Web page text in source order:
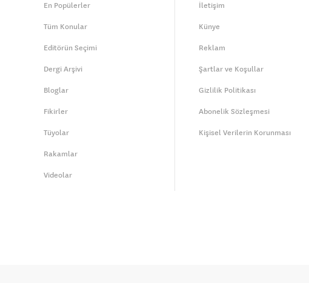
En Popülerler
Tüm Konular
Editörün Seçimi
Dergi Arşivi
Bloglar
Fikirler
Tüyolar
Rakamlar
Videolar
İletişim
Künye
Reklam
Şartlar ve Koşullar
Gizlilik Politikası
Abonelik Sözleşmesi
Kişisel Verilerin Korunması